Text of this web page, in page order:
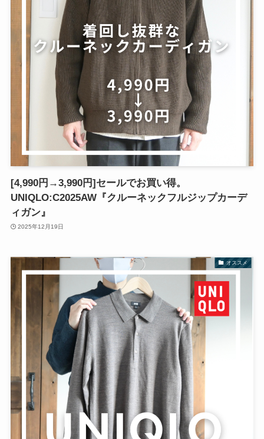
[4,990円→3,990円]セールでお買い得。
UNIQLO:C2025AW『クルーネックフルジップカーデ
ィガン』
2025年12月19日
オススメ